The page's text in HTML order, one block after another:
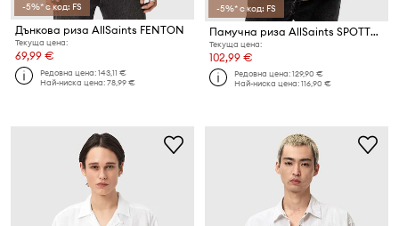
-5%* с код: FS
Дънкова риза AllSaints FENTON
Текуща цена:
69,99 €
Редовна цена:143,11 €
Най-ниска цена:78,99 €
-5%* с код: FS
Памучна риза AllSaints SPOTTER LS SHIRT
Текуща цена:
102,99 €
Редовна цена:129,90 €
Най-ниска цена:116,90 €